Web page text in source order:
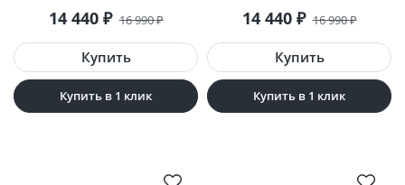
14 440 ₽ 16 990₽
Купить в 1 клик
14 440 ₽ 16 990₽
Купить в 1 клик